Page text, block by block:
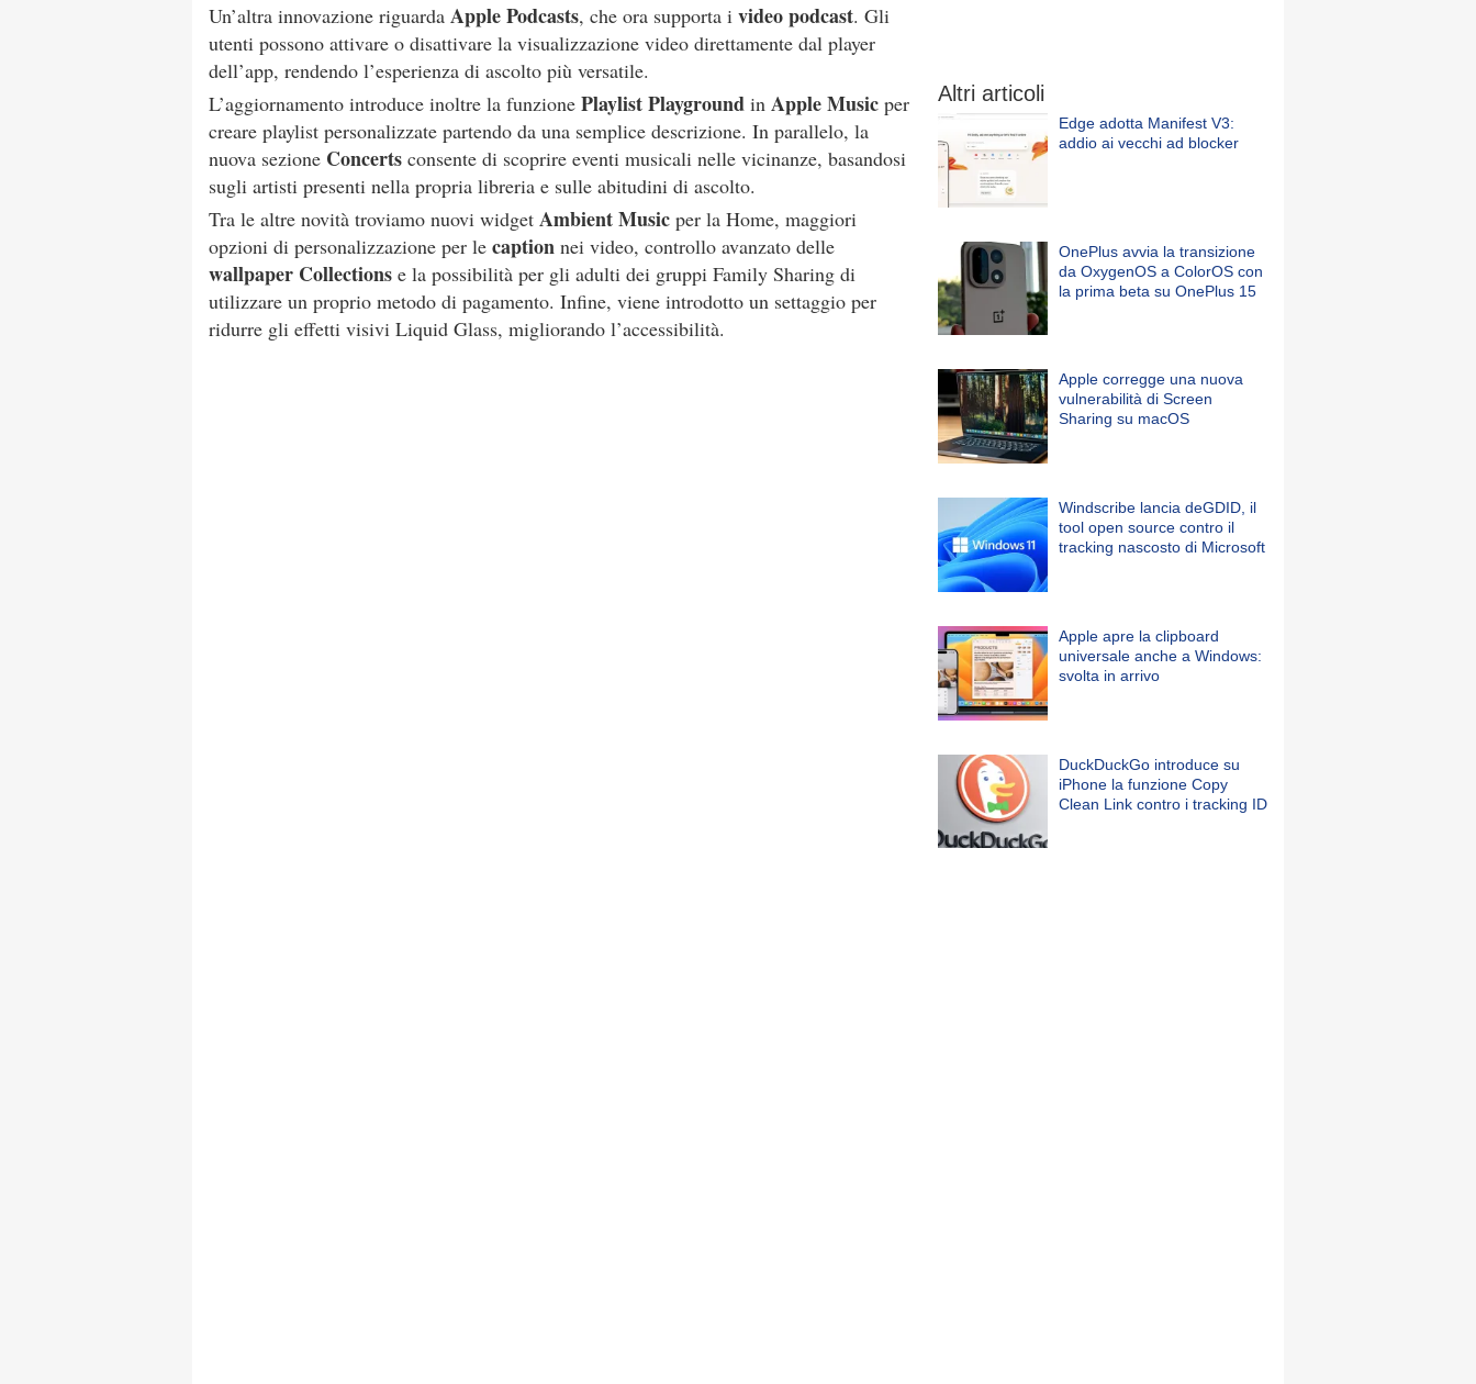
Un’altra innovazione riguarda Apple Podcasts, che ora supporta i video podcast. Gli
utenti possono attivare o disattivare la visualizzazione video direttamente dal player
dell’app, rendendo l’esperienza di ascolto più versatile.
L’aggiornamento introduce inoltre la funzione Playlist Playground in Apple Music per
creare playlist personalizzate partendo da una semplice descrizione. In parallelo, la
nuova sezione Concerts consente di scoprire eventi musicali nelle vicinanze, basandosi
sugli artisti presenti nella propria libreria e sulle abitudini di ascolto.
Tra le altre novità troviamo nuovi widget Ambient Music per la Home, maggiori
opzioni di personalizzazione per le caption nei video, controllo avanzato delle
wallpaper Collections e la possibilità per gli adulti dei gruppi Family Sharing di
utilizzare un proprio metodo di pagamento. Infine, viene introdotto un settaggio per
ridurre gli effetti visivi Liquid Glass, migliorando l’accessibilità.
Altri articoli
Edge adotta Manifest V3:
addio ai vecchi ad blocker
OnePlus avvia la transizione
da OxygenOS a ColorOS con
la prima beta su OnePlus 15
Apple corregge una nuova
vulnerabilità di Screen
Sharing su macOS
Windscribe lancia deGDID, il
tool open source contro il
tracking nascosto di Microsoft
Apple apre la clipboard
universale anche a Windows:
svolta in arrivo
DuckDuckGo introduce su
iPhone la funzione Copy
Clean Link contro i tracking ID